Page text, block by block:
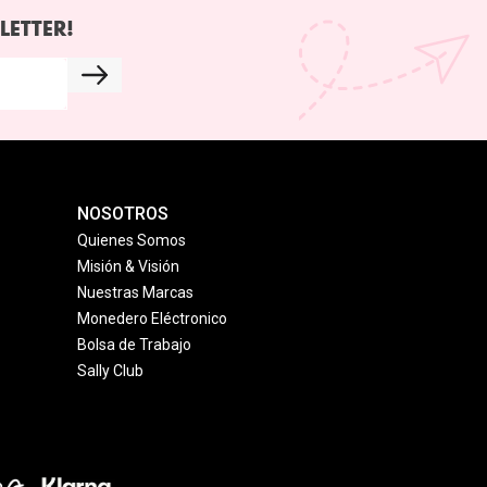
NOSOTROS
Quienes Somos
Misión & Visión
Nuestras Marcas
Monedero Eléctronico
Bolsa de Trabajo
Sally Club